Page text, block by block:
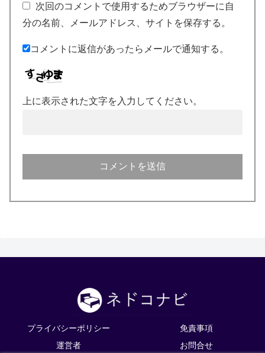
次回のコメントで使用するためブラウザーに自
分の名前、メールアドレス、サイトを保存する。
コメントに返信があったらメールで通知する。
上に表示された文字を入力してください。
プライバシーポリシー
免責事項
運営者
お問合せ